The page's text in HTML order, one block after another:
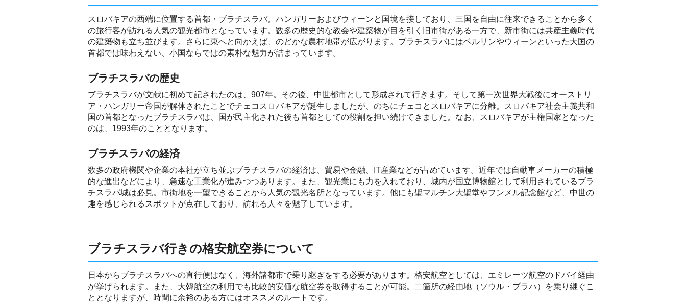
スロバキアの西端に位置する首都・ブラチスラバ。ハンガリーおよびウィーンと国境を接しており、三国を自由に往来できることから多く
の旅行客が訪れる人気の観光都市となっています。数多の歴史的な教会や建築物が目を引く旧市街がある一方で、新市街には共産主義時代
の建築物も立ち並びます。さらに東へと向かえば、のどかな農村地帯が広がります。ブラチスラバにはベルリンやウィーンといった大国の
首都では味わえない、小国ならではの素朴な魅力が詰まっています。
ブラチスラバの歴史
ブラチスラバが文献に初めて記されたのは、907年。その後、中世都市として形成されて行きます。そして第一次世界大戦後にオーストリ
ア・ハンガリー帝国が解体されたことでチェコスロバキアが誕生しましたが、のちにチェコとスロバキアに分離。スロバキア社会主義共和
国の首都となったブラチスラバは、国が民主化された後も首都としての役割を担い続けてきました。なお、スロバキアが主権国家となった
のは、1993年のこととなります。
ブラチスラバの経済
数多の政府機関や企業の本社が立ち並ぶブラチスラバの経済は、貿易や金融、IT産業などが占めています。近年では自動車メーカーの積極
的な進出などにより、急速な工業化が進みつつあります。また、観光業にも力を入れており、城内が国立博物館として利用されているブラ
チスラバ城は必見。市街地を一望できることから人気の観光名所となっています。他にも聖マルチン大聖堂やフンメル記念館など、中世の
趣を感じられるスポットが点在しており、訪れる人々を魅了しています。
ブラチスラバ行きの格安航空券について
日本からブラチスラバへの直行便はなく、海外諸都市で乗り継ぎをする必要があります。格安航空としては、エミレーツ航空のドバイ経由
が挙げられます。また、大韓航空の利用でも比較的安価な航空券を取得することが可能。二箇所の経由地（ソウル・プラハ）を乗り継ぐこ
ととなりますが、時間に余裕のある方にはオススメのルートです。